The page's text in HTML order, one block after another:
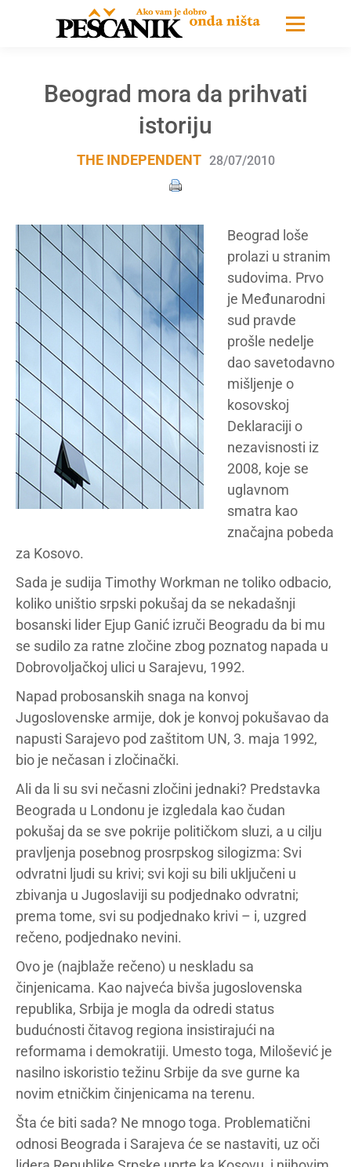
Beograd mora da prihvati
istoriju
THE INDEPENDENT 28/07/2010
Beograd loše
prolazi u stranim
sudovima. Prvo
je Međunarodni
sud pravde
prošle nedelje
dao savetodavno
mišljenje o
kosovskoj
Deklaraciji o
nezavisnosti iz
2008, koje se
uglavnom
smatra kao
značajna pobeda
za Kosovo.
Sada je sudija Timothy Workman ne toliko odbacio,
koliko uništio srpski pokušaj da se nekadašnji
bosanski lider Ejup Ganić izruči Beogradu da bi mu
se sudilo za ratne zločine zbog poznatog napada u
Dobrovoljačkoj ulici u Sarajevu, 1992.
Napad probosanskih snaga na konvoj
Jugoslovenske armije, dok je konvoj pokušavao da
napusti Sarajevo pod zaštitom UN, 3. maja 1992,
bio je nečasan i zločinački.
Ali da li su svi nečasni zločini jednaki? Predstavka
Beograda u Londonu je izgledala kao čudan
pokušaj da se sve pokrije političkom sluzi, a u cilju
pravljenja posebnog prosrpskog silogizma: Svi
odvratni ljudi su krivi; svi koji su bili uključeni u
zbivanja u Jugoslaviji su podjednako odvratni;
prema tome, svi su podjednako krivi – i, uzgred
rečeno, podjednako nevini.
Ovo je (najblaže rečeno) u neskladu sa
činjenicama. Kao najveća bivša jugoslovenska
republika, Srbija je mogla da odredi status
budućnosti čitavog regiona insistirajući na
reformama i demokratiji. Umesto toga, Milošević je
nasilno iskoristio težinu Srbije da sve gurne ka
novim etničkim činjenicama na terenu.
Šta će biti sada? Ne mnogo toga. Problematični
odnosi Beograda i Sarajeva će se nastaviti, uz oči